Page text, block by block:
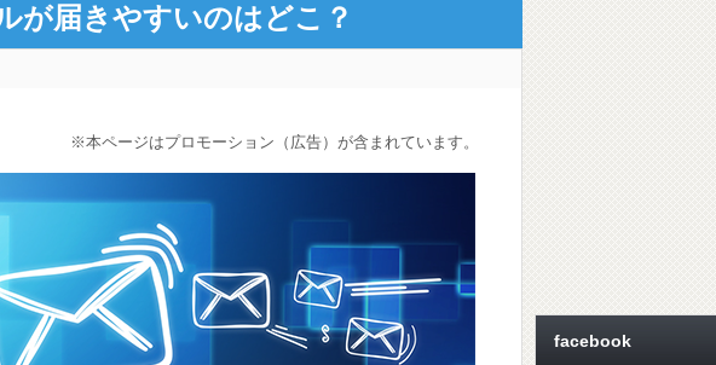
が届きやすいのはどこ？
※本ページはプロモーション（広告）が含まれています。
facebook